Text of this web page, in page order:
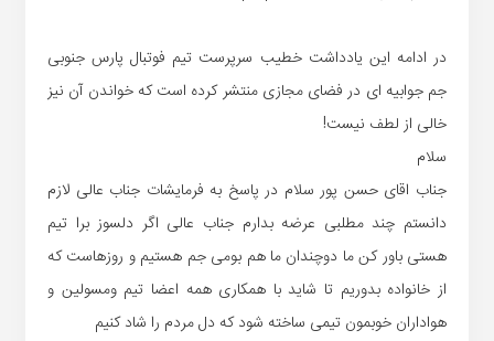
در ادامه این یادداشت خطیب سرپرست تیم فوتبال پارس جنوبی
جم جوابیه ای در فضای مجازی منتشر کرده است که خواندن آن نیز
خالی از لطف نیست!
سلام
جناب اقای حسن پور سلام در پاسخ به فرمایشات جناب عالی لازم
دانستم چند مطلبی عرضه بدارم جناب عالی اگر دلسوز برا تیم
هستی باور کن ما دوچندان ما هم بومی جم هستیم و روزهاست که
از خانواده بدوریم تا شاید با همکاری همه اعضا تیم ومسولین و
هواداران خوبمون تیمی ساخته شود که دل مردم را شاد کنیم